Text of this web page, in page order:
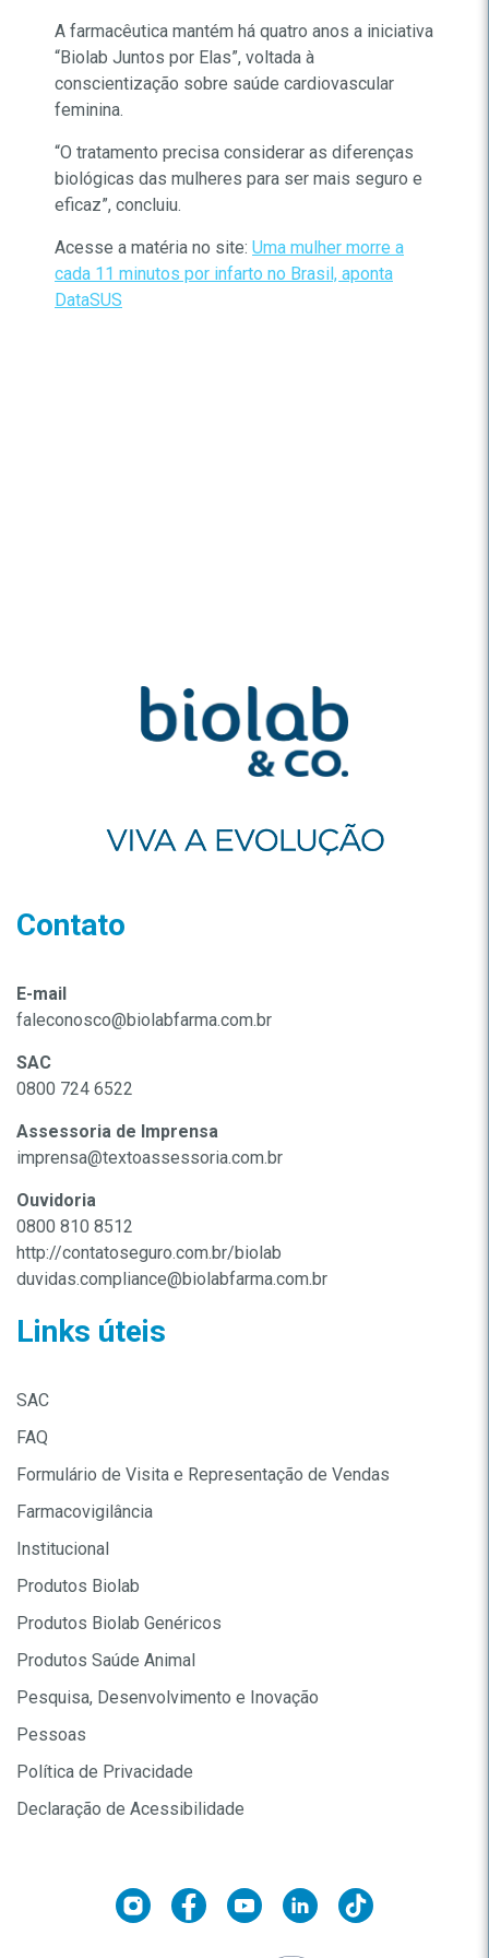
A farmacêutica mantém há quatro anos a iniciativa
“Biolab Juntos por Elas”, voltada à
conscientização sobre saúde cardiovascular
feminina.
“O tratamento precisa considerar as diferenças
biológicas das mulheres para ser mais seguro e
eficaz”, concluiu.
Acesse a matéria no site: Uma mulher morre a
cada 11 minutos por infarto no Brasil, aponta
DataSUS
Contato
E-mail
faleconosco@biolabfarma.com.br
SAC
0800 724 6522
Assessoria de Imprensa
imprensa@textoassessoria.com.br
Ouvidoria
0800 810 8512
http://contatoseguro.com.br/biolab
duvidas.compliance@biolabfarma.com.br
Links úteis
SAC
FAQ
Formulário de Visita e Representação de Vendas
Farmacovigilância
Institucional
Produtos Biolab
Produtos Biolab Genéricos
Produtos Saúde Animal
Pesquisa, Desenvolvimento e Inovação
Pessoas
Política de Privacidade
Declaração de Acessibilidade